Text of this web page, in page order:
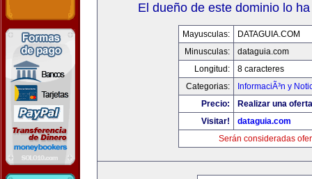
El dueño de este dominio lo
Mayusculas:
DATAGUIA.COM
Minusculas:
dataguia.com
Longitud:
8 caracteres
Categorias:
InformaciÃ³n y
Precio:
Realizar una
Visitar!
dataguia.com
Serán consideradas